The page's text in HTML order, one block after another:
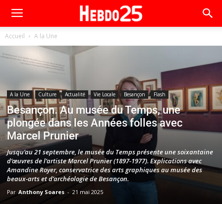
Accueil A la Une
A la Une Culture Actualité Vie Locale Besançon Flash
Besançon. Au musée du Temps, une
plongée dans les Années folles avec
Marcel Prunier
Jusqu’au 21 septembre, le musée du Temps présente une soixantaine
d’œuvres de l’artiste Marcel Prunier (1897-1977). Explications avec
Amandine Royer, conservatrice des arts graphiques au musée des
beaux-arts et d’archéologie de Besançon.
Par Anthony Soares - 21 mai 2025